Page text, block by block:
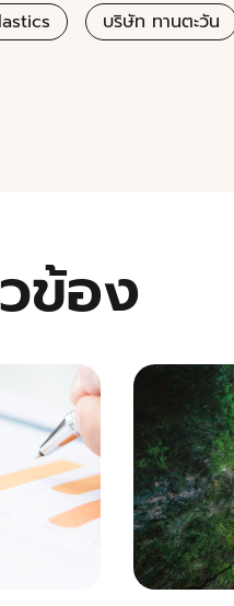
บริษัท ทานตะวัน
ข้อง